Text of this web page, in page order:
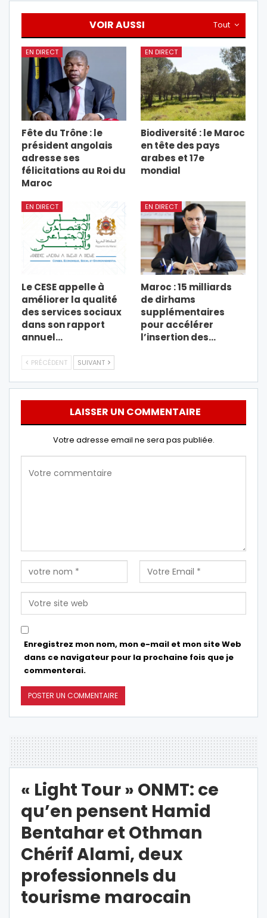
Tout
VOIR AUSSI
EN DIRECT
Fête du Trône : le
président angolais
adresse ses
félicitations au Roi du
Maroc
EN DIRECT
Biodiversité : le Maroc
en tête des pays
arabes et 17e
mondial
EN DIRECT
Le CESE appelle à
améliorer la qualité
des services sociaux
dans son rapport
annuel…
EN DIRECT
Maroc : 15 milliards
de dirhams
supplémentaires
pour accélérer
l’insertion des…
PRÉCÉDENT SUIVANT
LAISSER UN COMMENTAIRE
Votre adresse email ne sera pas publiée.
Enregistrez mon nom, mon e-mail et mon site Web
dans ce navigateur pour la prochaine fois que je
commenterai.
« Light Tour » ONMT: ce
qu’en pensent Hamid
Bentahar et Othman
Chérif Alami, deux
professionnels du
tourisme marocain